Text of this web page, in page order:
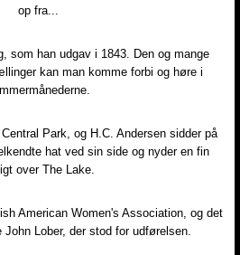
op fra...
som han udgav i 1843. Den og mange
kan man komme forbi og høre i
Park, og H.C. Andersen sidder på
hat ved sin side og nyder en fin
over The Lake.
American Women's Association, og det
Lober, der stod for udførelsen.